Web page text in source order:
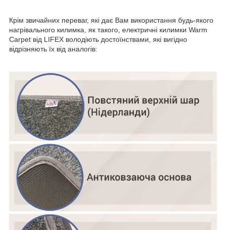
Крім звичайних переваг, які дає Вам використання будь-якого
нагрівального килимка, як такого, електричні килимки Warm
Carpet від LIFEX володіють достоїнствами, які вигідно
відрізняють їх від аналогів: